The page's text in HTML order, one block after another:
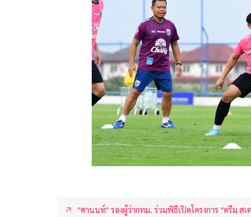
"ศานนท์" รองผู้ว่ากทม. ร่วมพิธีเปิดโครงการ "ดรีม ส